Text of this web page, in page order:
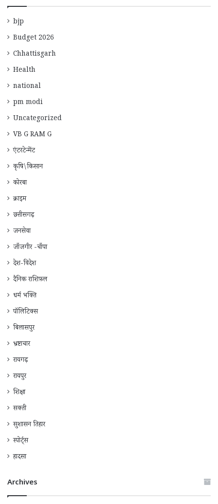
bjp
Budget 2026
Chhattisgarh
Health
national
pm modi
Uncategorized
VB G RAM G
एंटरटेन्मेंट
कृषि\किसान
कोरबा
क्राइम
छत्तीसगढ़
जनसेवा
जाँजगीर -चाँपा
देश-विदेश
दैनिक राशिफ़ल
धर्म भक्ति
पॉलिटिक्स
बिलासपुर
भ्रष्टाचार
रायगढ़
रायपुर
शिक्षा
सक्ती
सुशासन तिहार
स्पोर्ट्स
हादसा
Archives